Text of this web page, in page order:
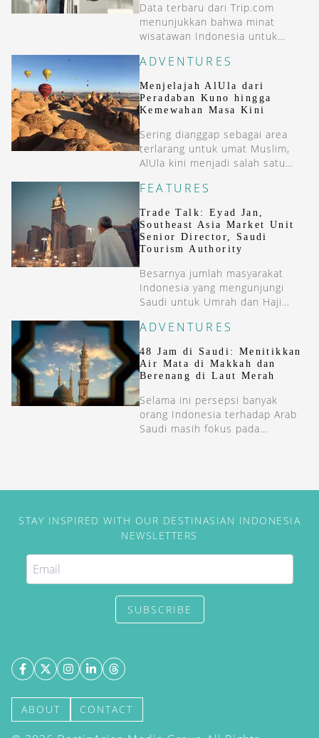
Data terbaru dari Trip.com
menunjukkan bahwa minat
wisatawan Indonesia untuk
tinggi selama libur Imlek tahun
ini.
ADVENTURES
Menjelajah AlUla dari
Peradaban Kuno hingga
Kemewahan Masa Kini
Sering dianggap sebagai area
terlarang untuk umat Muslim,
AlUla kini menjadi salah satu
dilewatkan.
FEATURES
Trade Talk: Eyad Jan,
Southeast Asia Market Unit
Senior Director, Saudi
Tourism Authority
Besarnya jumlah masyarakat
Indonesia yang mengunjungi
Saudi untuk Umrah dan Haji
Asia Market Unit Senior
Director, Saudi Tourism
Authority (STA) optimis bahwa
minat wisatawan Indonesia
meningkat secara konsisten.
ADVENTURES
48 Jam di Saudi: Menitikkan
Air Mata di Makkah dan
Berenang di Laut Merah
Selama ini persepsi banyak
orang Indonesia terhadap Arab
Saudi masih fokus pada
STAY INSPIRED WITH OUR DESTINASIAN INDONESIA
NEWSLETTERS
SUBSCRIBE
ABOUT CONTACT